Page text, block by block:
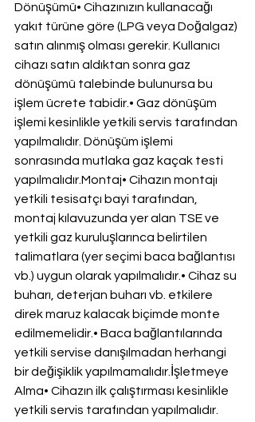
Dönüşümü• Cihazınızın kullanacağı
yakıt türüne göre (LPG veya Doğalgaz)
satın alınmış olması gerekir. Kullanıcı
cihazı satın aldıktan sonra gaz
dönüşümü talebinde bulunursa bu
işlem ücrete tabidir.• Gaz dönüşüm
işlemi kesinlikle yetkili servis tarafından
yapılmalıdır. Dönüşüm işlemi
sonrasında mutlaka gaz kaçak testi
yapılmalıdır.Montaj• Cihazın montajı
yetkili tesisatçı bayi tarafından,
montaj kılavuzunda yer alan TSE ve
yetkili gaz kuruluşlarınca belirtilen
talimatlara (yer seçimi baca bağlantısı
vb.) uygun olarak yapılmalıdır.• Cihaz su
buharı, deterjan buharı vb. etkilere
direk maruz kalacak biçimde monte
edilmemelidir.• Baca bağlantılarında
yetkili servise danışılmadan herhangi
bir değişiklik yapılmamalıdır.İşletmeye
Alma• Cihazın ilk çalıştırması kesinlikle
yetkili servis tarafından yapılmalıdır.